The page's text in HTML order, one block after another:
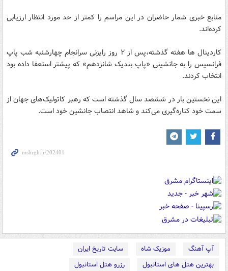
منابع خبری شمار حاضران در این مراسم را کمتر از حد مورد انتظار ارزیابی
کرده‌اند.
کاردینال ها هفته گذشته،پس از ۲ روز رایزنی سرانجام چهارشنبه شب پاپ
فرانسیس را به جانشینی «پاپ بندیک شانزدهم» که پیشتر استعفا داده بود
انتخاب کردند.
این نخستین بار در ششصد سال گذشته است که رهبر کاتولیک‌های جهان از
سمت خود کناره‌گیری می‌کند و شاهد انتصاب جانشین خود است.
آپ آهنگ موزیک شاه
سایت تاریخ ایران
بهترین هتل های استانبول
رزرو هتل استانبول